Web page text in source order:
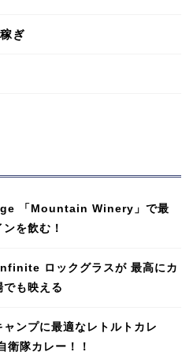
ぎ
「Mountain Winery」で最
を飲む！
ロックグラスが 最高にカ
でも映える
ャンプに最適なレトルトカレ
衛隊カレー！！